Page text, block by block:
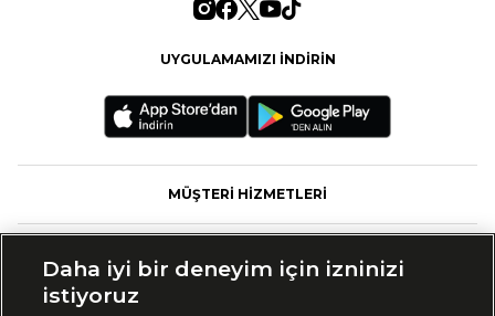
UYGULAMAMIZI İNDİRİN
MÜŞTERİ HİZMETLERİ
Daha iyi bir deneyim için izninizi
istiyoruz